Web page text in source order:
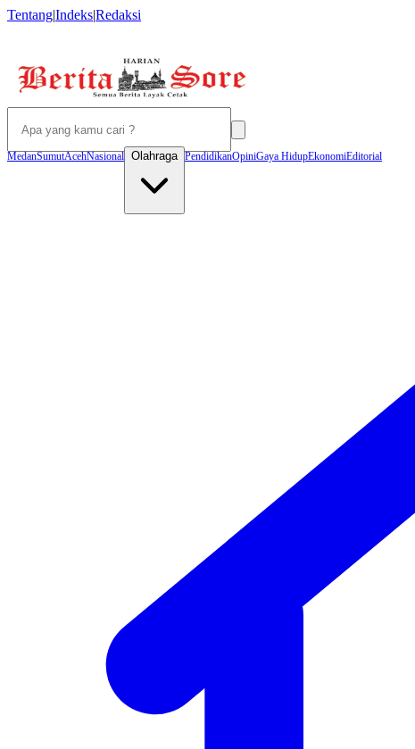
Tentang|Indeks|Redaksi
MedanSumutAcehNasional Olahraga PendidikanOpiniGaya HidupEkonomiEditorial